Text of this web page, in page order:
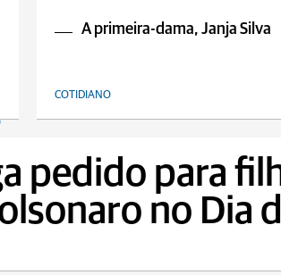
A primeira-dama, Janja Silva
COTIDIANO
pedido para
no Dia